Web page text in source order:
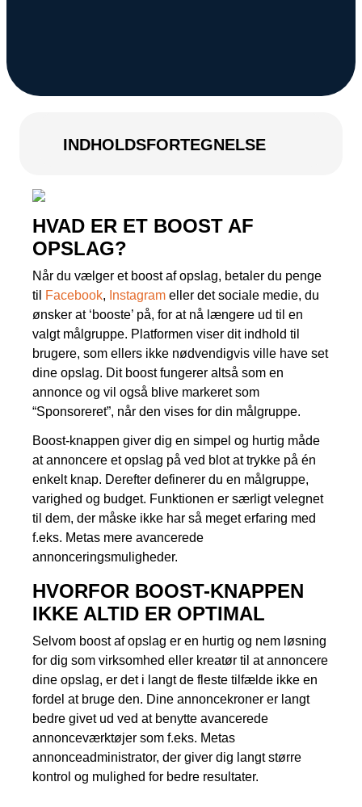
E-mail automation
INDHOLDSFORTEGNELSE
HVAD ER ET BOOST AF
OPSLAG?
Når du vælger et boost af opslag, betaler du penge
til
Facebook, Instagram eller det sociale medie, du
ønsker at ‘booste’ på, for at nå længere ud til en
valgt målgruppe. Platformen viser dit indhold til
brugere, som ellers ikke nødvendigvis ville have set
dine opslag. Dit boost fungerer altså som en
annonce og vil også blive markeret som
“Sponsoreret”, når den vises for din målgruppe.
Boost-knappen giver dig en simpel og hurtig måde
at annoncere et opslag på ved blot at trykke på én
enkelt knap. Derefter definerer du en målgruppe,
varighed og budget. Funktionen er særligt velegnet
til dem, der måske ikke har så meget erfaring med
f.eks. Metas mere avancerede
annonceringsmuligheder.
HVORFOR BOOST-KNAPPEN
IKKE ALTID ER OPTIMAL
Selvom boost af opslag er en hurtig og nem løsning
for dig som virksomhed eller kreatør til at annoncere
dine opslag, er det i langt de fleste tilfælde ikke en
fordel at bruge den. Dine annoncekroner er langt
bedre givet ud ved at benytte avancerede
annonceværktøjer som f.eks. Metas
annonceadministrator, der giver dig langt større
kontrol og mulighed for bedre resultater.